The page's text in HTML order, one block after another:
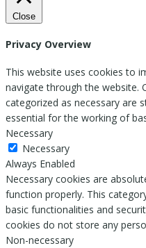
Close
Privacy Overview
This website uses cookies to
navigate through the website.
categorized as necessary are
essential for the working of
Necessary
Necessary
Always Enabled
Necessary cookies are
function properly. This
basic functionalities and
cookies do not store any
Non-necessary